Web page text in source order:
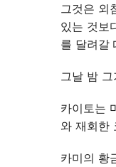
그것은 외
있는 것보
를 달려갈
그날 밤
카이토는
와 재회한
카미의 황